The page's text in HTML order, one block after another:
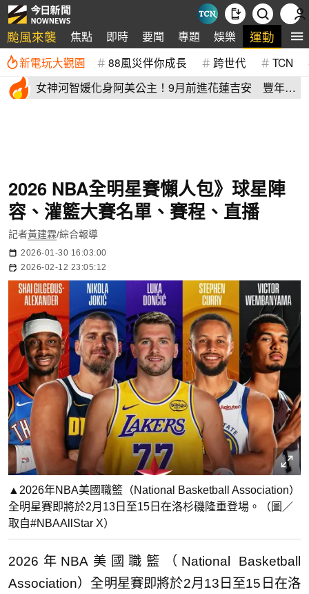
颱風來襲 焦點 即時 要聞 專題 娛樂 運動 全
新電玩大觀園 88風災伴你成長 跨世代 TCN
女神河智媛化身阿美公主！9月前進花蓮吉安 豐年節
2026 NBA全明星賽懶人包》球星陣
容、灌籃大賽名單、賽程、直播
記者黃建霖/綜合報導
2026-01-30 16:03:00
2026-02-12 23:05:12
▲2026年NBA美國職籃（National Basketball Association）
全明星賽即將於2月13日至15日在洛杉磯隆重登場。（圖／
取自#NBAAllStar X）
2026年NBA美國職籃（National Basketball
Association）全明星賽即將於2月13日至15日在洛